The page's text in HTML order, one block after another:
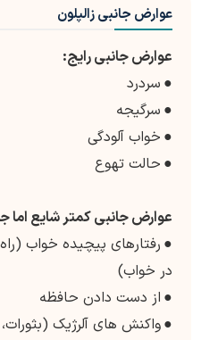
عوارض جانبی زالپلون
عوارض جانبی رایج:
● سردرد
● سرگیجه
● خواب آلودگی
● حالت تهوع
عوارض جانبی کمتر شایع اما
● رفتارهای پیچیده خواب
در خواب)
● از دست دادن حافظه
●واکنش های آلرژیک